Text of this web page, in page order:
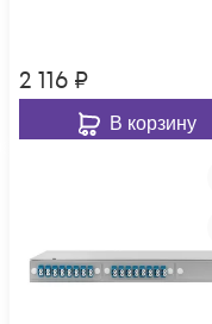
2 116 ₽
В корзину